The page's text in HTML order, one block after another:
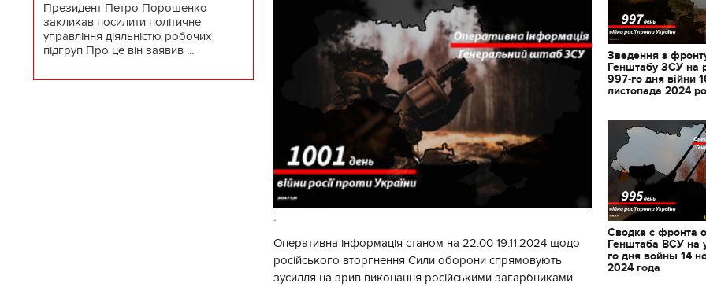
Президент Петро Порошенко
закликав посилити політичне
управління діяльністю робочих
підгруп Про це він заявив ...
.
Оперативна інформація станом на 22.00 19.11.2024 щодо
російського вторгнення Сили оборони спрямовують
зусилля на зрив виконання російськими загарбниками
Зведення з
Генштабу ЗСУ на
997-го дня війни
листопада 2024
Сводка с фронта
Генштаба ВСУ на
го дня войны 14
2024 года